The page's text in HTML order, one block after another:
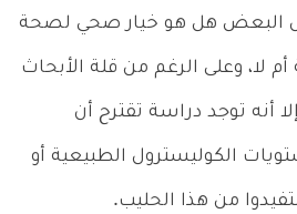
البعض هل هو خيار صحي لصحة
أم لا، وعلى الرغم من قلة الأبحاث
أنه توجد دراسة تقترح أن
الكوليسترول الطبيعية أو
من هذا الحليب.